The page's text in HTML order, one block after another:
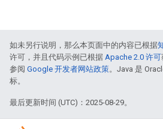
如未另行说明，那么本页面中的内容已根据
许可，并且代码示例已根据 Apache 2.0 许可
参阅 Google 开发者网站政策。Java 是
标。
最后更新时间 (UTC)：2025-08-29。